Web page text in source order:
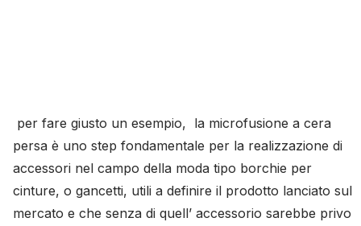
per fare giusto un esempio, la microfusione a cera
persa è uno step fondamentale per la realizzazione di
accessori nel campo della moda tipo borchie per
cinture, o gancetti, utili a definire il prodotto lanciato sul
mercato e che senza di quell’ accessorio sarebbe privo